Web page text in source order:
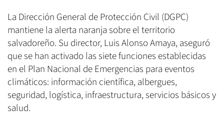
La Dirección General de Protección Civil (DGPC)
mantiene la alerta naranja sobre el territorio
salvadoreño. Su director, Luis Alonso Amaya, aseguró
que se han activado las siete funciones establecidas
en el Plan Nacional de Emergencias para eventos
climáticos: información científica, albergues,
seguridad, logística, infraestructura, servicios básicos y
salud.